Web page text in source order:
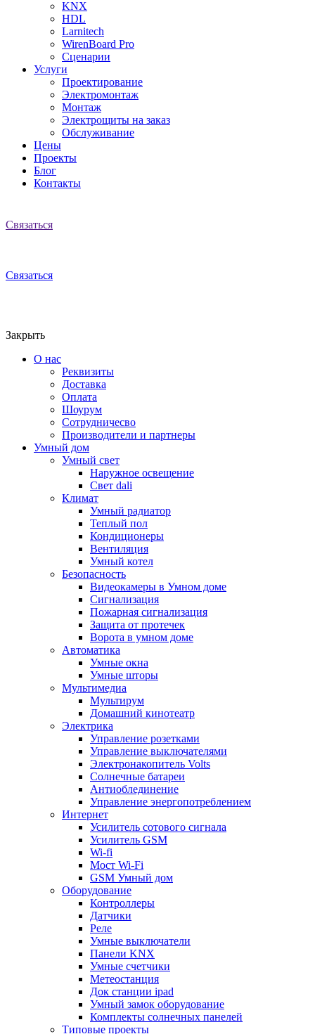
KNX
HDL
Larnitech
WirenBoard Pro
Сценарии
Услуги
Проектирование
Электромонтаж
Монтаж
Электрощиты на заказ
Обслуживание
Цены
Проекты
Блог
Контакты
Связаться
Связаться
Закрыть
О нас
Реквизиты
Доставка
Оплата
Шоурум
Сотрудничесво
Производители и партнеры
Умный дом
Умный свет
Наружное освещение
Свет dali
Климат
Умный радиатор
Теплый пол
Кондиционеры
Вентиляция
Умный котел
Безопасность
Видеокамеры в Умном доме
Сигнализация
Пожарная сигнализация
Защита от протечек
Ворота в умном доме
Автоматика
Умные окна
Умные шторы
Мультимедиа
Мультирум
Домашний кинотеатр
Электрика
Управление розетками
Управление выключателями
Электронакопитель Volts
Солнечные батареи
Антиоблединение
Управление энергопотреблением
Интернет
Усилитель сотового сигнала
Усилитель GSM
Wi-fi
Мост Wi-Fi
GSM Умный дом
Оборудование
Контроллеры
Датчики
Реле
Умные выключатели
Панели KNX
Умные счетчики
Метеостанция
Док станции ipad
Умный замок оборудование
Комплекты солнечных панелей
Типовые проекты